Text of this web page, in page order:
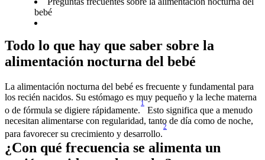
bebé
Todo lo que hay que saber sobre la
La alimentación nocturna del bebé es frecuente y fundamental para
los recién nacidos. Su estómago es muy pequeño y la leche materna
o de fórmula se digiere rápidamente.
1
Esto significa que a menudo
necesitan alimentarse con regularidad, tanto de día como de noche,
para favorecer su crecimiento y desarrollo.
2
¿Con qué frecuencia se alimenta un